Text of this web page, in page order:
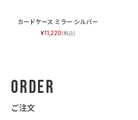
カードケース ミラー シルバー
11,220
Order
ご注文